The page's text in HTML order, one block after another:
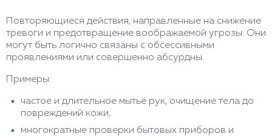
Повторяющиеся действия, направленные на снижение
тревоги и предотвращение воображаемой угрозы. Они
могут быть логично связаны с обсессивными
проявлениями или совершенно абсурдны.
Примеры:
частое и длительное мытьё рук, очищение тела до
повреждений кожи;
многократные проверки бытовых приборов и